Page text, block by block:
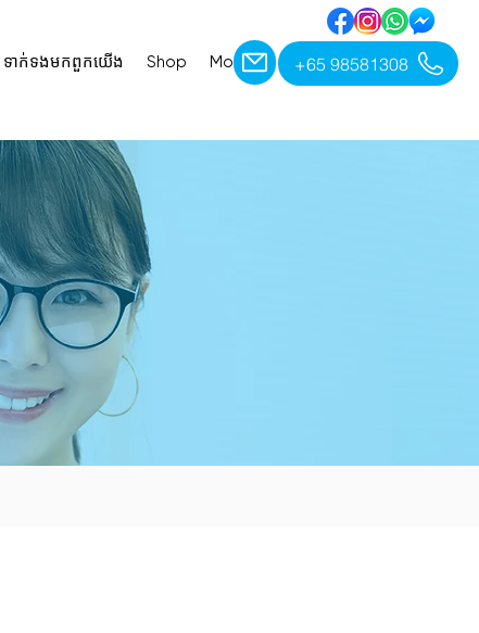
ទាក់ទង​មក​ពួក​យើង Shop More +65 98581308